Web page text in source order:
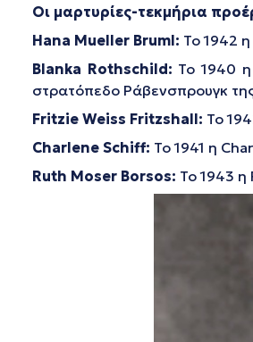
Οι μαρτυρίες-τεκμήρια
Hana Mueller Bruml: Το 1942
Blanka Rothschild: Το 1940 η
στρατόπεδο Ράβενσπρουγκ
Fritzie Weiss Fritzshall: Το
Charlene Schiff: Το 1941 η
Ruth Moser Borsos: Το 1943 η